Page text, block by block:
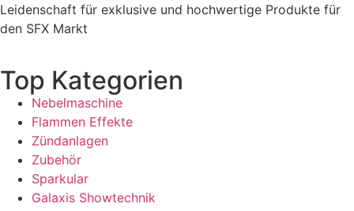
Leidenschaft für exklusive und hochwertige Produkte für
den SFX Markt
Top Kategorien
Nebelmaschine
Flammen Effekte
Zündanlagen
Zubehör
Sparkular
Galaxis Showtechnik